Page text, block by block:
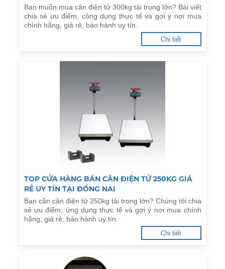
Bạn muốn mua cân điện tử 300kg tải trọng lớn? Bài viết
chia sẻ ưu điểm, công dụng thực tế và gợi ý nơi mua
chính hãng, giá rẻ, bảo hành uy tín.
Chi tiết
TOP CỬA HÀNG BÁN CÂN ĐIỆN TỬ 250KG GIÁ
RẺ UY TÍN TẠI ĐỒNG NAI
Bạn cần cân điện tử 250kg tải trọng lớn? Chúng tôi chia
sẻ ưu điểm, ứng dụng thực tế và gợi ý nơi mua chính
hãng, giá rẻ, bảo hành uy tín.
Chi tiết